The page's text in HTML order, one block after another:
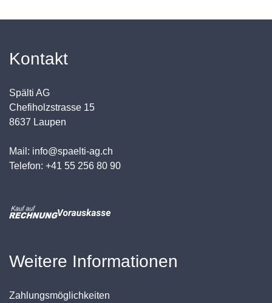
Kontakt
Spälti AG
Chefiholzstrasse 15
8637 Laupen
Mail: info@spaelti-ag.ch
Telefon: +41 55 256 80 90
Weitere Informationen
Zahlungsmöglichkeiten